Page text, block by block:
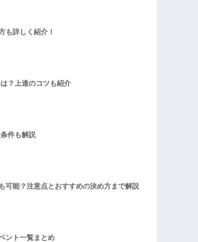
も詳しく紹介！
？上達のコツも紹介
件も解説
可能？注意点とおすすめの決め方まで解説
ント一覧まとめ